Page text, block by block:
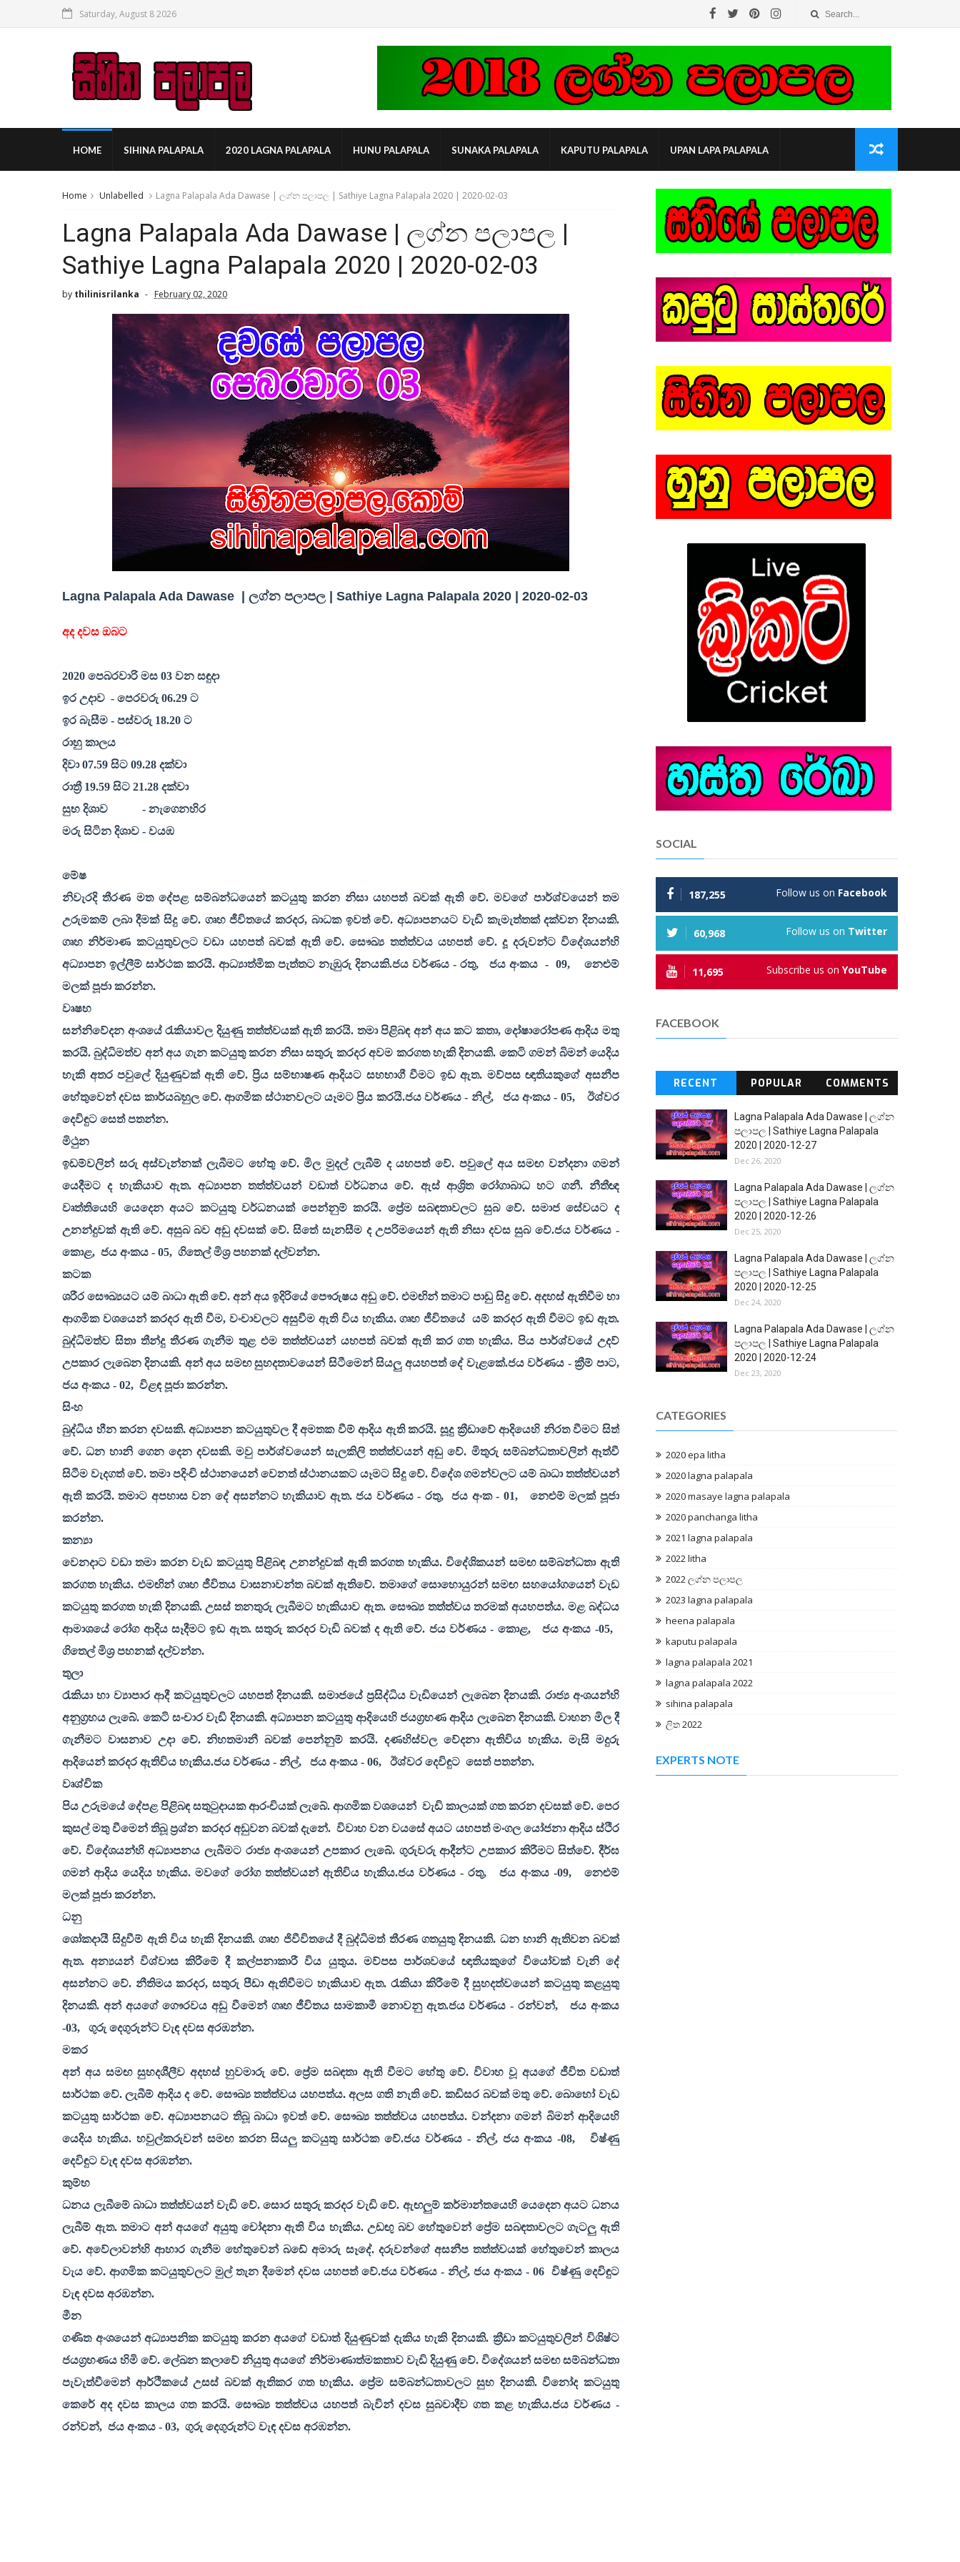
Saturday, August 8 2026
HOME SIHINA PALAPALA 2020 LAGNA PALAPALA HUNU PALAPALA SUNAKA PALAPALA KAPUTU PALAPALA UPAN LAPA PALAPALA
Home Unlabelled Lagna Palapala Ada Dawase | ලග්න පලාපල | Sathiye Lagna Palapala 2020 | 2020-02-03
Lagna Palapala Ada Dawase | ලග්න පලාපල |
Sathiye Lagna Palapala 2020 | 2020-02-03
by thilinisrilanka February 02, 2020
Lagna Palapala Ada Dawase | ලග්න පලාපල | Sathiye Lagna Palapala 2020 | 2020-02-03
අද දවස ඔබට
2020 පෙබරවාරි මස 03 වන සඳුදා
ඉර උදාව - පෙරවරු 06.29 ට
ඉර බැසීම - පස්වරු 18.20 ට
රාහු කාලය
දිවා07.59 සිට 09.28 දක්වා
රාත්‍රී 19.59 සිට 21.28 දක්වා
සුභ දිශාව
- නැගෙනහිර
මරු සිටින දිශාව - වයඹ
මේෂ
නිවැරදි තීරණ මත දේපළ සම්බන්ධයෙන් කටයුතු කරන නිසා යහපත් බවක් ඇති වේ. මවගේ පාර්ශ්වයෙන් තම
උරුමකම් ලබා දීමක් සිදු වේ. ගෘහ ජීවිතයේ කරදර, බාධක ඉවත් වේ. අධ්‍යාපනයට වැඩි කැමැත්තක් දක්වන දිනයකි.
ගෘහ නිර්මාණ කටයුතුවලට වඩා යහපත් බවක් ඇති වේ. සෞඛ්‍ය තත්ත්වය යහපත් වේ. දූ දරුවන්ට විදේශයන්හි
අධ්‍යාපන ඉල්ලීම් සාර්ථක කරයි. ආධ්‍යාත්මික පැත්තට නැඹුරු දිනයකි.ජය වර්ණය - රතු, ජය අංකය - 09,
නෙළුම්
මලක් පූජා කරන්න.
වෘෂභ
සන්නිවේදන අංශයේ රැකියාවල දියුණු තත්ත්වයක් ඇති කරයි. තමා පිළිබඳ අන් අය කට කතා, දෝෂාරෝපණ ආදිය මතු
කරයි. බුද්ධිමත්ව අන් අය ගැන කටයුතු කරන නිසා සතුරු කරදර අවම කරගත හැකි දිනයකි. කෙටි ගමන් බිමන් යෙදිය
හැකි අතර පවුලේ දියුණුවක් ඇති වේ. ප්‍රිය සම්භාෂණ ආදියට සහභාගී වීමට ඉඩ ඇත. මව්පස ඥාතියකුගේ අසනීප
හේතුවෙන් දවස කාර්යබහුල වේ. ආගමික ස්ථානවලට යෑමට ප්‍රිය කරයි.ජය වර්ණය - නිල්, ජය අංකය - 05,
ඊශ්වර
දෙවිඳුට සෙත් පතන්න.
මිථුන
ඉඩම්වලින් සරු අස්වැන්නක් ලැබීමට හේතු වේ. මිල මුදල් ලැබීම් ද යහපත් වේ. පවුලේ අය සමඟ වන්දනා ගමන්
යෙදීමට ද හැකියාව ඇත. අධ්‍යාපන තත්ත්වයන් වඩාත් වර්ධනය වේ. ඇස් ආශ්‍රිත රෝගාබාධ හට ගනී. නීතීඥ
වෘත්තියෙහි යෙදෙන අයට කටයුතු වර්ධනයක් පෙන්නුම් කරයි. ප්‍රේම සබඳතාවලට සුබ වේ. සමාජ සේවයට ද
උනන්දුවක් ඇති වේ. අසුබ බව අඩු දවසක් වේ. සිතේ සැනසීම ද උපරිමයෙන් ඇති නිසා දවස සුබ වේ.ජය වර්ණය -
කොළ, ජය අංකය - 05, ගිතෙල් මිශ්‍ර පහනක් දල්වන්න.
කටක
ශරීර සෞඛ්‍යයට යම් බාධා ඇති වේ. අන් අය ඉදිරියේ පෞරුෂය අඩු වේ. එමඟින් තමාට පාඩු සිදු වේ. අදහස් ඇතිවීම හා
ආගමික වශයෙන් කරදර ඇති වීම, වංචාවලට අසුවීම ඇති විය හැකිය. ගෘහ ජීවිතයේ
යම් කරදර ඇති වීමට ඉඩ ඇත.
බුද්ධිමත්ව සිතා තීන්දු තීරණ ගැනීම තුළ එම තත්ත්වයන් යහපත් බවක් ඇති කර ගත හැකිය. පිය පාර්ශ්වයේ උදව්
උපකාර ලැබෙන දිනයකි. අන් අය සමඟ සුහදතාවයෙන් සිටීමෙන් සියලු අයහපත් දේ වැළකේ.ජය වර්ණය - ක්‍රීම් පාට,
ජය අංකය - 02, විළඳ පූජා කරන්න.
සිංහ
බුද්ධිය හීන කරන දවසකි. අධ්‍යාපන කටයුතුවල දී අමතක වීම් ආදිය ඇති කරයි. සූදු ක්‍රීඩාවේ ආදියෙහි නිරත වීමට සිත්
වේ. ධන හානි ගෙන දෙන දවසකි. මවු පාර්ශ්වයෙන් සැලකිලි තත්ත්වයන් අඩු වේ. මිතුරු සම්බන්ධතාවලින් ඈත්වී
සිටීම වැදගත් වේ. තමා පදිංචි ස්ථානයෙන් වෙනත් ස්ථානයකට යෑමට සිදු වේ. විදේශ ගමන්වලට යම් බාධා තත්ත්වයන්
ඇති කරයි. තමාට අපහාස වන දේ අසන්නට හැකියාව ඇත. ජය වර්ණය - රතු, ජය අංක - 01,
නෙළුම් මලක් පූජා
කරන්න.
කන්‍යා
වෙනදාට වඩා තමා කරන වැඩ කටයුතු පිළිබඳ උනන්දුවක් ඇති කරගත හැකිය. විදේශිකයන් සමඟ සම්බන්ධතා ඇති
කරගත හැකිය. එමඟින් ගෘහ ජීවිතය වාසනාවන්ත බවක් ඇතිවේ. තමාගේ සොහොයුරන් සමඟ සහයෝගයෙන් වැඩ
කටයුතු කරගත හැකි දිනයකි. උසස් තනතුරු ලැබීමට හැකියාව ඇත. සෞඛ්‍ය තත්ත්වය තරමක් අයහපත්ය. මළ බද්ධය
ආමාශයේ රෝග ආදිය සෑදීමට ඉඩ ඇත. සතුරු කරදර වැඩි බවක් ද ඇති වේ. ජය වර්ණය - කොළ, ජය අංකය -05,
ගිතෙල් මිශ්‍ර පහනක් දල්වන්න.
තුලා
රැකියා හා ව්‍යාපාර ආදී කටයුතුවලට යහපත් දිනයකි. සමාජයේ ප්‍රසිද්ධිය වැඩියෙන් ලැබෙන දිනයකි. රාජ්‍ය අංශයන්හි
අනුග්‍රහය ලැබේ. කෙටි සංචාර වැඩි දිනයකි. අධ්‍යාපන කටයුතු ආදියෙහි ජයග්‍රහණ ආදිය ලැබෙන දිනයකි. වාහන මිල දී
ගැනීමට වාසනාව උදා වේ. නිහතමානී බවක් පෙන්නුම් කරයි. දණහිස්වල වේදනා ඇතිවිය හැකිය. මැසි මදුරු
ආදියෙන් කරදර ඇතිවිය හැකිය.ජය වර්ණය - නිල්, ජය අංකය - 06, ඊශ්වර දෙවිඳුට සෙත් පතන්න.
වෘශ්චික
පිය උරුමයේ දේපළ පිළිබඳ සතුටුදායක ආරංචියක් ලැබේ. ආගමික වශයෙන් වැඩි කාලයක් ගත කරන දවසක් වේ. පෙර
කුසල් මතු වීමෙන් තිබූ ප්‍රශ්න කරදර අඩුවන බවක් දැනේ. විවාහ වන වයසේ අයට යහපත් මංගල යෝජනා ආදිය ස්ථිර
වේ. විදේශයන්හි අධ්‍යාපනය ලැබීමට රාජ්‍ය අංශයෙන් උපකාර ලැබේ. ගුරුවරු ආදීන්ට උපකාර කිරීමට සිත්වේ. දීර්ඝ
ගමන් ආදිය යෙදිය හැකිය. මවගේ රෝග තත්ත්වයන් ඇතිවිය හැකිය.ජය වර්ණය - රතු, ජය අංකය -09,
නෙළුම්
මලක් පූජා කරන්න.
ධනු
ශෝකදායී සිදුවීම් ඇති විය හැකි දිනයකි. ගෘහ ජිවීවිතයේ දී බුද්ධිමත් තීරණ ගතයුතු දිනයකි. ධන හානි ඇතිවන බවක්
ඇත. අන්‍යයන් විශ්වාස කිරීමේ දී කල්පනාකාරී විය යුතුය. මව්පස පාර්ශවයේ ඥාතියකුගේ වියෝවක් වැනි දේ
අසන්නට වේ. නීතිමය කරදර,සතුරු පීඩා ඇතිවීමට හැකියාව ඇත. රැකියා කිරීමේ දී සුහදත්වයෙන් කටයුතු කළයුතු
දිනයකි. අන් අයගේ ගෞරවය අඩු වීමෙන් ගෘහ ජීවිතය සාමකාමී නොවනු ඇත.ජය වර්ණය - රන්වන්,
ජය අංකය
-03,
ගුරු දෙගුරුන්ට වැඳ දවස අරඹන්න.
මකර
අන් අය සමඟ සුහදශීලීව අදහස් හුවමාරු වේ. ප්‍රේම සබඳතා ඇති වීමට හේතු වේ. විවාහ වූ අයගේ ජීවිත වඩාත්
සාර්ථක වේ. ලැබීම් ආදිය ද වේ. සෞඛ්‍ය තත්ත්වය යහපත්ය. අලස ගති නැති වේ. කඩිසර බවක් මතු වේ. බොහෝ වැඩ
කටයුතු සාර්ථක වේ. අධ්‍යාපනයට තිබූ බාධා ඉවත් වේ. සෞඛ්‍ය තත්ත්වය යහපත්ය. වන්දනා ගමන් බිමන් ආදියෙහි
යෙදිය හැකිය. හවුල්කරුවන් සමඟ කරන සියලු කටයුතු සාර්ථක වේ.ජය වර්ණය - නිල්, ජය අංකය -08,
විෂ්ණු
දෙවිඳුට වැඳ දවස අරඹන්න.
කුම්භ
ධනය ලැබීමේ බාධා තත්ත්වයන් වැඩි වේ. සොර සතුරු කරදර වැඩි වේ. ඇඟලුම් කර්මාන්තයෙහි යෙදෙන අයට ධනය
ලැබීම් ඇත. තමාට අන් අයගේ අයුතු චෝදනා ඇති විය හැකිය. උඩඟු බව හේතුවෙන් ප්‍රේම සබඳතාවලට ගැටලු ඇති
වේ. අවේලාවන්හි ආහාර ගැනීම හේතුවෙන් බඩේ අමාරු සෑදේ. දරුවන්ගේ අසනීප තත්ත්වයක් හේතුවෙන් කාලය
වැය වේ. ආගමික කටයුතුවලට මුල් තැන දීමෙන් දවස යහපත් වේ.ජය වර්ණය - නිල්,ජය අංකය - 06 විෂ්ණු දෙවිඳුට
වැඳ දවස අරඹන්න.
මීන
ගණිත අංශයෙන් අධ්‍යාපනික කටයුතු කරන අයගේ වඩාත් දියුණුවක් දැකිය හැකි දිනයකි. ක්‍රීඩා කටයුතුවලින් විශිෂ්ට
ජයග්‍රහණය හිමි වේ. ලේඛන කලාවේ නියුතු අයගේ නිර්මාණාත්මකතාව වැඩි දියුණු වේ. විදේශයන් සමඟ සම්බන්ධතා
පැවැත්වීමෙන් ආර්ථිකයේ උසස් බවක් ඇතිකර ගත හැකිය. ප්‍රේම සම්බන්ධතාවලට සුභ දිනයකි. විනෝද කටයුතු
කෙරේ අද දවස කාලය ගත කරයි. සෞඛ්‍ය තත්ත්වය යහපත් බැවින් දවස සුබවාදීව ගත කළ හැකිය.ජය වර්ණය -
රන්වන්, ජය අංකය - 03, ගුරු දෙගුරුන්ට වැඳ දවස අරඹන්න.
SOCIAL
187,255 Follow us on Facebook
60,968 Follow us on Twitter
11,695 Subscribe us on YouTube
FACEBOOK
RECENT POPULAR COMMENTS
Lagna Palapala Ada Dawase | ලග්න
පලාපල | Sathiye Lagna Palapala
2020 | 2020-12-27
Dec 26, 2020
Lagna Palapala Ada Dawase | ලග්න
පලාපල | Sathiye Lagna Palapala
2020 | 2020-12-26
Dec 25, 2020
Lagna Palapala Ada Dawase | ලග්න
පලාපල | Sathiye Lagna Palapala
2020 | 2020-12-25
Dec 24, 2020
Lagna Palapala Ada Dawase | ලග්න
පලාපල | Sathiye Lagna Palapala
2020 | 2020-12-24
Dec 23, 2020
CATEGORIES
2020 epa litha
2020 lagna palapala
2020 masaye lagna palapala
2020 panchanga litha
2021 lagna palapala
2022 litha
2022 ලග්න පලාපල
2023 lagna palapala
heena palapala
kaputu palapala
lagna palapala 2021
lagna palapala 2022
sihina palapala
ලිත 2022
EXPERTS NOTE